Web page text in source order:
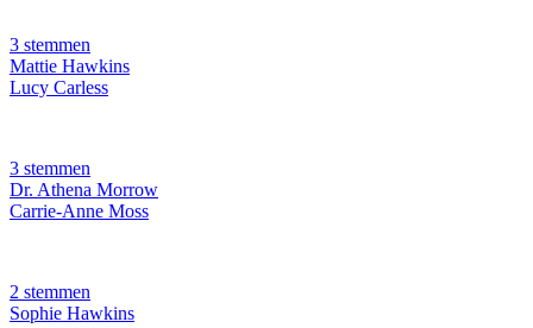
3 stemmen
Mattie Hawkins
Lucy Carless
3 stemmen
Dr. Athena Morrow
Carrie-Anne Moss
2 stemmen
Sophie Hawkins